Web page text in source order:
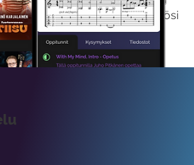
saat koko sisältömme käyttöösi
viikon ajaksi.